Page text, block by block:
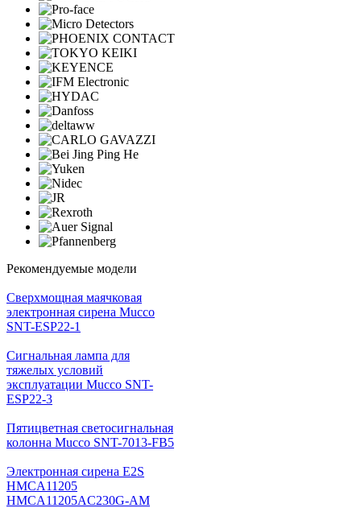
Рекомендуемые модели
Cверхмощная маячковая
электронная сирена Mucco
SNT-ESP22-1
Сигнальная лампа для
тяжелых условий
эксплуатации Mucco SNT-
ESP22-3
Пятицветная светосигнальная
колонна Mucco SNT-7013-FB5
Электронная сирена E2S
HMCA11205
HMCA11205AC230G-AM